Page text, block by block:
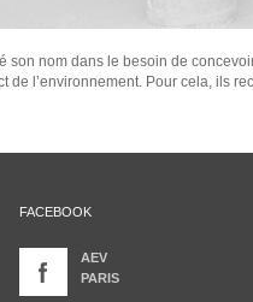
son nom dans le besoin de
l’environnement. Pour cela, ils
FACEBOOK
AEV
PARIS